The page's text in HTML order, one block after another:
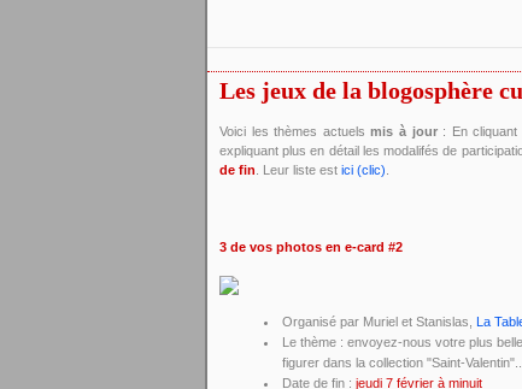
Les jeux de la blogosphère
Voici les thèmes actuelsmis à jour: En cliquant
expliquant plus en détail les modalifés de
de fin . Leur liste est ici (clic)
3 de vos photos en e-card #2
Organisé par Muriel et Stanislas, La
Le thème : envoyez-nous votre plus
figurer dans la collection "Saint-Valentin"...
Date de fin : jeudi 7 février à minuit